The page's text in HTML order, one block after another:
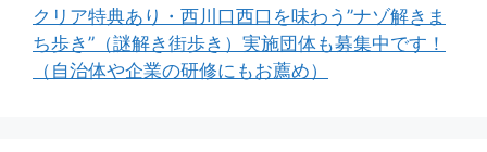
クリア特典あり・西川口西口を味わう”ナゾ解きま
ち歩き”（謎解き街歩き）実施団体も募集中です！
（自治体や企業の研修にもお薦め）